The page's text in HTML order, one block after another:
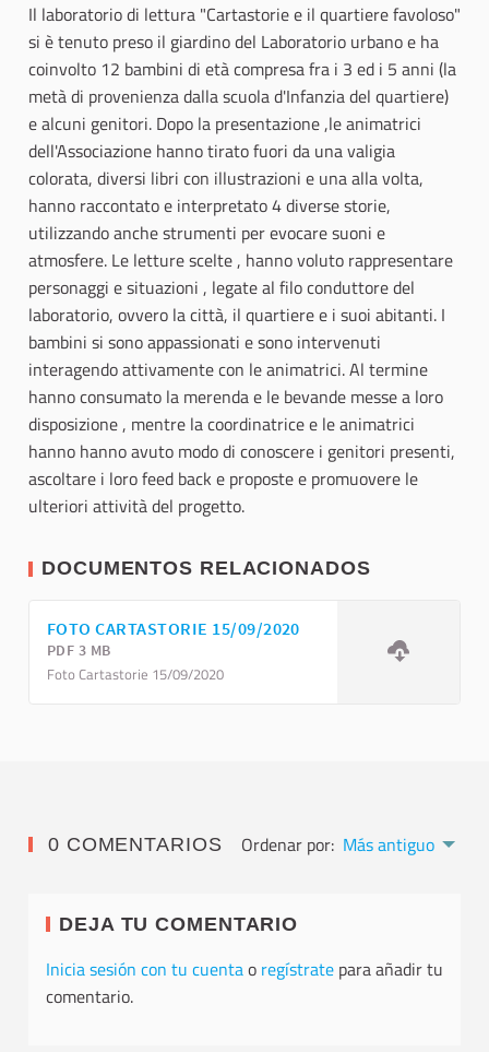
Il laboratorio di lettura "Cartastorie e il quartiere favoloso"
si è tenuto preso il giardino del Laboratorio urbano e ha
coinvolto 12 bambini di età compresa fra i 3 ed i 5 anni (la
metà di provenienza dalla scuola d'Infanzia del quartiere)
e alcuni genitori. Dopo la presentazione ,le animatrici
dell'Associazione hanno tirato fuori da una valigia
colorata, diversi libri con illustrazioni e una alla volta,
hanno raccontato e interpretato 4 diverse storie,
utilizzando anche strumenti per evocare suoni e
atmosfere. Le letture scelte , hanno voluto rappresentare
personaggi e situazioni , legate al filo conduttore del
laboratorio, ovvero la città, il quartiere e i suoi abitanti. I
bambini si sono appassionati e sono intervenuti
interagendo attivamente con le animatrici. Al termine
hanno consumato la merenda e le bevande messe a loro
disposizione , mentre la coordinatrice e le animatrici
hanno hanno avuto modo di conoscere i genitori presenti,
ascoltare i loro feed back e proposte e promuovere le
ulteriori attività del progetto.
DOCUMENTOS RELACIONADOS
FOTO CARTASTORIE 15/09/2020
PDF 3 MB
Foto Cartastorie 15/09/2020
0 COMENTARIOS Ordenar por: Más antiguo
DEJA TU COMENTARIO
Inicia sesión con tu cuentao regístrate para añadir tu
comentario.